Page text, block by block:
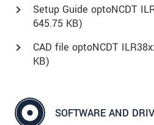
Setup Guide optoNCDT
645.75 KB)
CAD file optoNCDT
KB)
SOFTWARE AND